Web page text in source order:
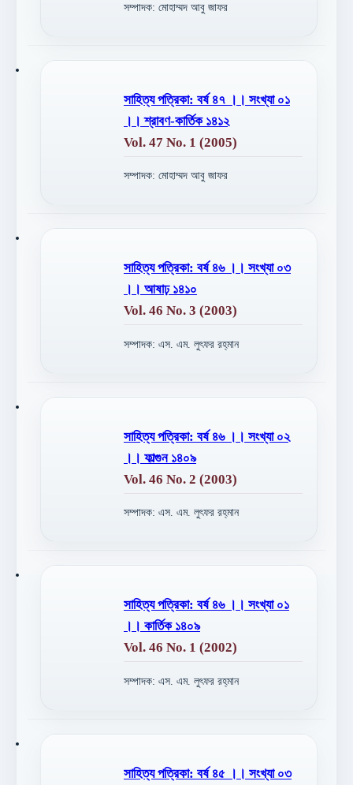
সম্পাদক: মোহাম্মদ আবু জাফর
সাহিত্য পত্রিকা: বর্ষ ৪৭ ।। সংখ্যা ০১
।। শ্রাবণ-কার্তিক ১৪১২
Vol. 47 No. 1 (2005)
সম্পাদক: মোহাম্মদ আবু জাফর
সাহিত্য পত্রিকা: বর্ষ ৪৬ ।। সংখ্যা ০৩
।। আষাঢ় ১৪১০
Vol. 46 No. 3 (2003)
সম্পাদক: এস. এম. লুৎফর রহ্‌মান
সাহিত্য পত্রিকা: বর্ষ ৪৬ ।। সংখ্যা ০২
।। ফাল্গুন ১৪০৯
Vol. 46 No. 2 (2003)
সম্পাদক: এস. এম. লুৎফর রহ্‌মান
সাহিত্য পত্রিকা: বর্ষ ৪৬ ।। সংখ্যা ০১
।। কার্তিক ১৪০৯
Vol. 46 No. 1 (2002)
সম্পাদক: এস. এম. লুৎফর রহ্‌মান
সাহিত্য পত্রিকা: বর্ষ ৪৫ ।। সংখ্যা ০৩